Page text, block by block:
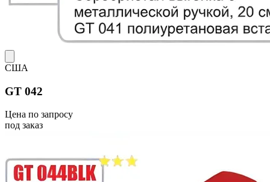
США
GT 042
Цена по запросу
под заказ